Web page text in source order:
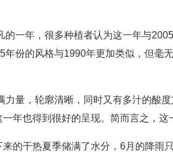
的一年，很多种植者认为这一年与
年份的风格与1990年更加类似，但毫
力量，轮廓清晰，同时又有多汁的酸
年也得到很好的呈现。简而言之，这
的干热夏季储满了水分，6月的降雨